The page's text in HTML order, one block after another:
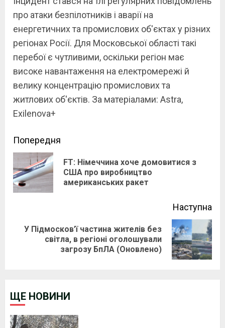
про атаки безпілотників і аварії на
енергетичних та промислових об'єктах у різних
регіонах Росії. Для Московської області такі
перебої є чутливими, оскільки регіон має
високе навантаження на електромережі й
велику концентрацію промислових та
житлових об'єктів. За матеріалами: Astra,
Exilenova+
Continue
Reading
Попередня
FT: Німеччина хоче домовитися з
США про виробництво
американських ракет
Наступна
У Підмосков’ї частина жителів без
світла, в регіоні оголошували
загрозу БпЛА (Оновлено)
ЩЕ НОВИНИ